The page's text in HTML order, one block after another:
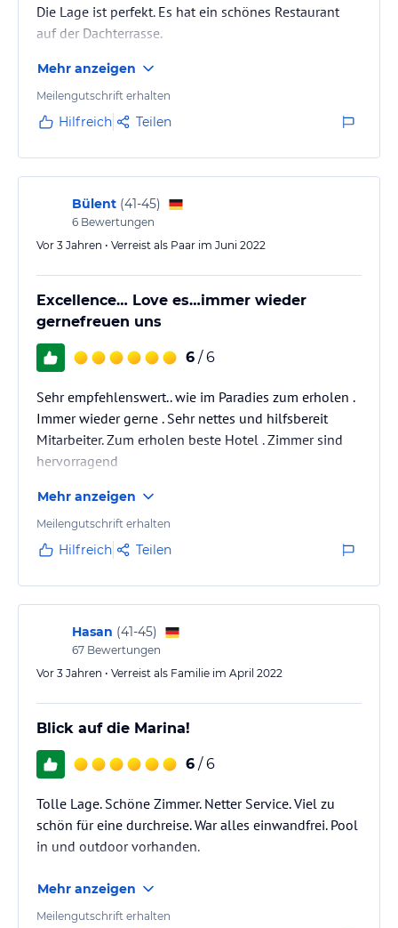
Die Lage ist perfekt. Es hat ein schönes Restaurant
auf der Dachterrasse.
Mehr anzeigen
Meilengutschrift erhalten
Hilfreich Teilen
Bülent (41-45)
6 Bewertungen
Vor 3 Jahren • Verreist als Paar im Juni 2022
Excellence… Love es…immer wieder
gernefreuen uns
6 / 6
Sehr empfehlenswert.. wie im Paradies zum erholen .
Immer wieder gerne . Sehr nettes und hilfsbereit
Mitarbeiter. Zum erholen beste Hotel . Zimmer sind
hervorragend
Mehr anzeigen
Meilengutschrift erhalten
Hilfreich Teilen
Hasan (41-45)
67 Bewertungen
Vor 3 Jahren • Verreist als Familie im April 2022
Blick auf die Marina!
6 / 6
Tolle Lage. Schöne Zimmer. Netter Service. Viel zu
schön für eine durchreise. War alles einwandfrei. Pool
in und outdoor vorhanden.
Mehr anzeigen
Meilengutschrift erhalten